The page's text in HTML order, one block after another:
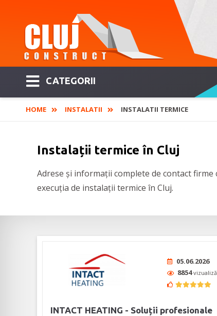
CATEGORII
HOME INSTALATII INSTALATII TERMICE
Instalații termice în Cluj
Adrese și informații complete de contact
execuția de instalații termice în Cluj.
05.06.2026
8854
INTACT HEATING - Soluții profesionale